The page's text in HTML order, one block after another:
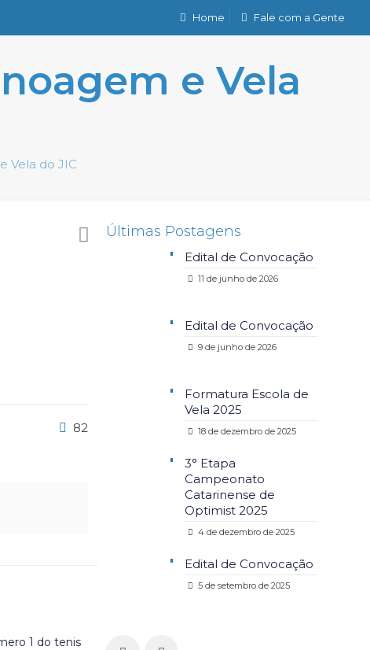
Home Fale com a Gente
e Vela
Vela do JIC
82
1 do tenis
Últimas Postagens
Edital de Convocação
11 de junho de 2026
Edital de Convocação
9 de junho de 2026
Formatura Escola de
Vela 2025
18 de dezembro de 2025
3° Etapa
Campeonato
Catarinense de
Optimist 2025
4 de dezembro de 2025
Edital de Convocação
5 de setembro de 2025